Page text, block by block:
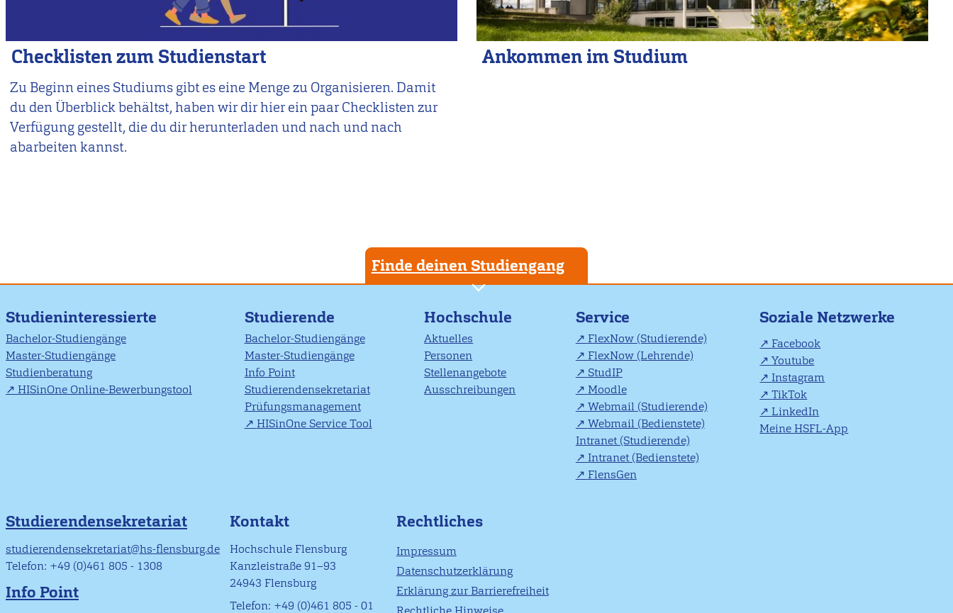
Checklisten zum Studienstart
Zu Beginn eines Studiums gibt es eine Menge zu Organisieren. Damit
du den Überblick behältst, haben wir dir hier ein paar Checklisten zur
Verfügung gestellt, die du dir herunterladen und nach und nach
abarbeiten kannst.
Ankommen im Studium
Finde deinen Studiengang
Studieninteressierte
Bachelor-Studiengänge
Master-Studiengänge
Studienberatung
HISinOne Online-Bewerbungstool
Studierende
Bachelor-Studiengänge
Master-Studiengänge
Info Point
Studierendensekretariat
Prüfungsmanagement
HISinOne Service Tool
Hochschule
Aktuelles
Personen
Stellenangebote
Ausschreibungen
Service
FlexNow (Studierende)
FlexNow (Lehrende)
StudIP
Moodle
Webmail (Studierende)
Webmail (Bedienstete)
Intranet (Studierende)
Intranet (Bedienstete)
FlensGen
Soziale Netzwerke
Facebook
Youtube
Instagram
TikTok
LinkedIn
Meine HSFL-App
Studierendensekretariat
studierendensekretariat@hs-flensburg.de
Telefon: +49 (0)461 805 - 1308
Info Point
Kontakt
Hochschule Flensburg
Kanzleistraße 91–93
24943 Flensburg
Telefon: +49 (0)461 805 - 01
Rechtliches
Impressum
Datenschutzerklärung
Erklärung zur Barrierefreiheit